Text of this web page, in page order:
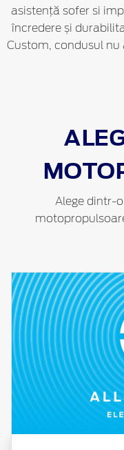
asistență sofer si
încredere și
Custom, condusul
Alege dintr-